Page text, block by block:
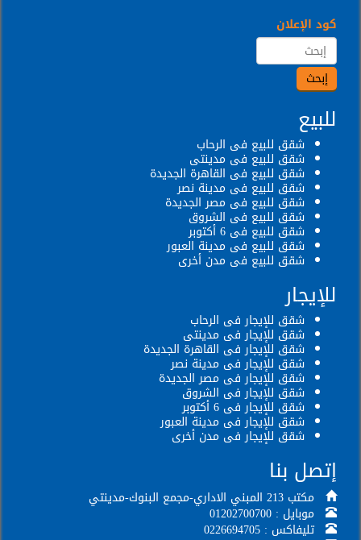
كود الإعلان
للبيع
شقق للبيع فى الرحاب
شقق للبيع فى مدينتى
شقق للبيع فى القاهرة الجديدة
شقق للبيع فى مدينة نصر
شقق للبيع فى مصر الجديدة
شقق للبيع فى الشروق
شقق للبيع فى 6 أكتوبر
شقق للبيع فى مدينة العبور
شقق للبيع فى مدن أخرى
للإيجار
شقق للإيجار فى الرحاب
شقق للإيجار فى مدينتى
شقق للإيجار فى القاهرة الجديدة
شقق للإيجار فى مدينة نصر
شقق للإيجار فى مصر الجديدة
شقق للإيجار فى الشروق
شقق للإيجار فى 6 أكتوبر
شقق للإيجار فى مدينة العبور
شقق للإيجار فى مدن أخرى
إتصل بنا
مكتب 213 المبني الاداري-مجمع البنوك-مدينتي
موبايل : 01202700700
تليفاكس : 0226694705